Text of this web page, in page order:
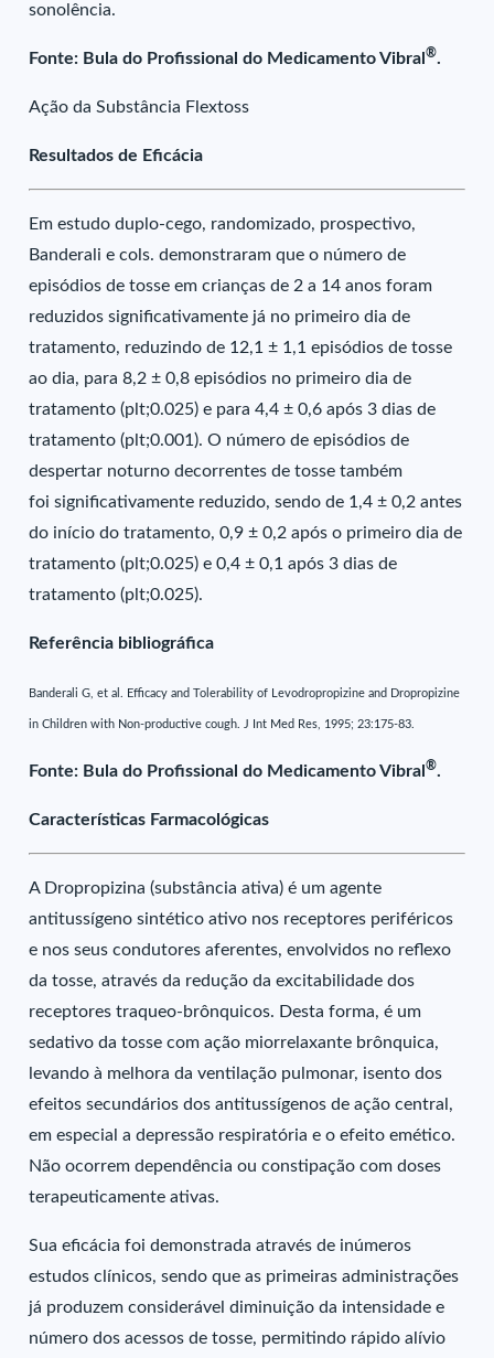
sonolência.
Fonte: Bula do Profissional do Medicamento Vibral®.
Ação da Substância Flextoss
Resultados de Eficácia
Em estudo duplo-cego, randomizado, prospectivo,
Banderali e cols. demonstraram que o número de
episódios de tosse em crianças de 2 a 14 anos foram
reduzidos significativamente já no primeiro dia de
tratamento, reduzindo de 12,1 ± 1,1 episódios de tosse
ao dia, para 8,2 ± 0,8 episódios no primeiro dia de
tratamento (plt;0.025) e para 4,4 ± 0,6 após 3 dias de
tratamento (plt;0.001). O número de episódios de
despertar noturno decorrentes de tosse também
foi significativamente reduzido, sendo de 1,4 ± 0,2 antes
do início do tratamento, 0,9 ± 0,2 após o primeiro dia de
tratamento (plt;0.025) e 0,4 ± 0,1 após 3 dias de
tratamento (plt;0.025).
Referência bibliográfica
Banderali G, et al. Efficacy and Tolerability of Levodropropizine and Dropropizine
in Children with Non-productive cough. J Int Med Res, 1995; 23:175-83.
Fonte: Bula do Profissional do Medicamento Vibral®.
Características Farmacológicas
A Dropropizina (substância ativa) é um agente
antitussígeno sintético ativo nos receptores periféricos
e nos seus condutores aferentes, envolvidos no reflexo
da tosse, através da redução da excitabilidade dos
receptores traqueo-brônquicos. Desta forma, é um
sedativo da tosse com ação miorrelaxante brônquica,
levando à melhora da ventilação pulmonar, isento dos
efeitos secundários dos antitussígenos de ação central,
em especial a depressão respiratória e o efeito emético.
Não ocorrem dependência ou constipação com doses
terapeuticamente ativas.
Sua eficácia foi demonstrada através de inúmeros
estudos clínicos, sendo que as primeiras administrações
já produzem considerável diminuição da intensidade e
número dos acessos de tosse, permitindo rápido alívio